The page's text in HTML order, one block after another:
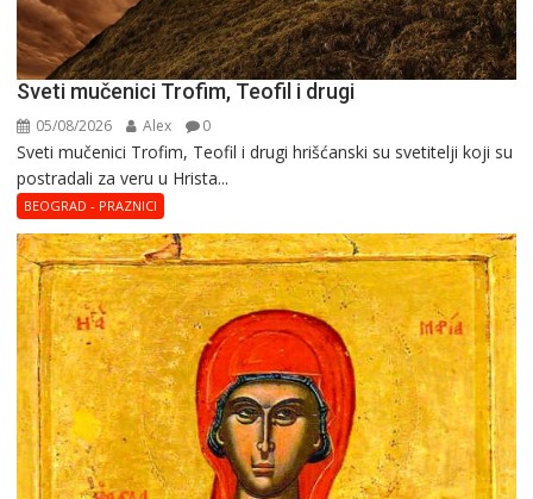
Sveti mučenici Trofim, Teofil i drugi
05/08/2026 Alex 0
Sveti mučenici Trofim, Teofil i drugi hrišćanski su svetitelji koji su
postradali za veru u Hrista...
BEOGRAD - PRAZNICI